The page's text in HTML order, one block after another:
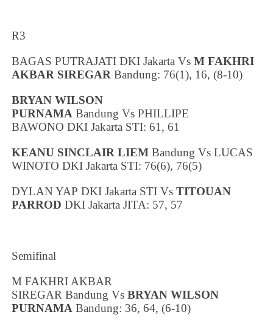
R3
BAGAS PUTRAJATIDKI Jakarta VsM FAKHRI
AKBAR SIREGAR Bandung: 76(1), 16, (8-10)
BRYAN WILSON
PURNAMA Bandung VsPHILLIPE
BAWONODKI Jakarta STI: 61, 61
KEANU SINCLAIR LIEM Bandung VsLUCAS
WINOTO DKI Jakarta STI: 76(6), 76(5)
DYLAN YAPDKI Jakarta STIVsTITOUAN
PARROD DKI Jakarta JITA: 57, 57
Semifinal
M FAKHRI AKBAR
SIREGAR Bandung VsBRYAN WILSON
PURNAMA Bandung: 36, 64, (6-10)